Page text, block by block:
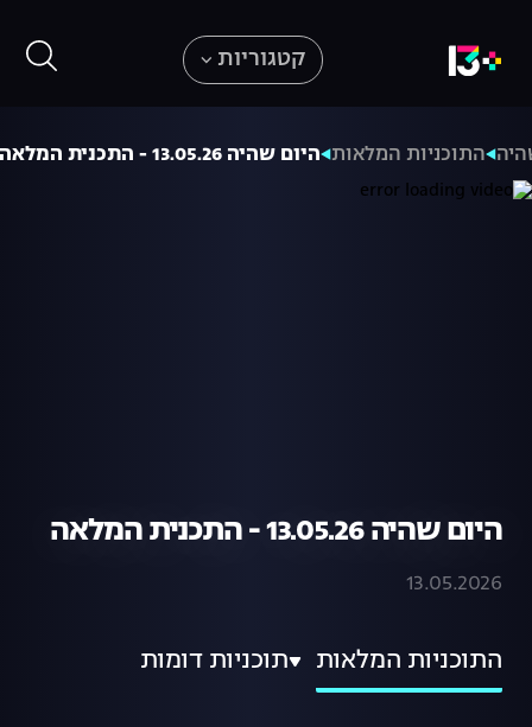
קטגוריות
התוכניות המלאות היום שהיה 13.05.26 - התכנית המלאה
היום שהיה 13.05.26 - התכנית המלאה
13.05.2026
התוכניות המלאות תוכניות דומות